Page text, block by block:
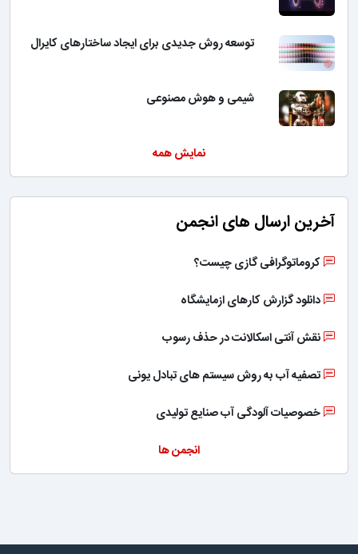
توسعه روش جدیدی برای ایجاد ساختارهای کایرال
شیمی و هوش مصنوعی
نمایش همه
آخرین ارسال های انجمن
کروماتوگرافی گازی چیست؟
دانلود گزارش کارهای ازمایشگاه
نقش آنتی اسکالانت در حذف رسوب
تصفیه آب به روش سیستم های تبادل یونی
خصوصیات آلودگی آب صنایع تولیدی
انجمن ها